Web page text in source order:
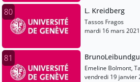
80 L. Kreidberg
Tassos Fragos
mardi 16 mars 2021
81
Emeline Bolmont,
vendredi 19 janvier